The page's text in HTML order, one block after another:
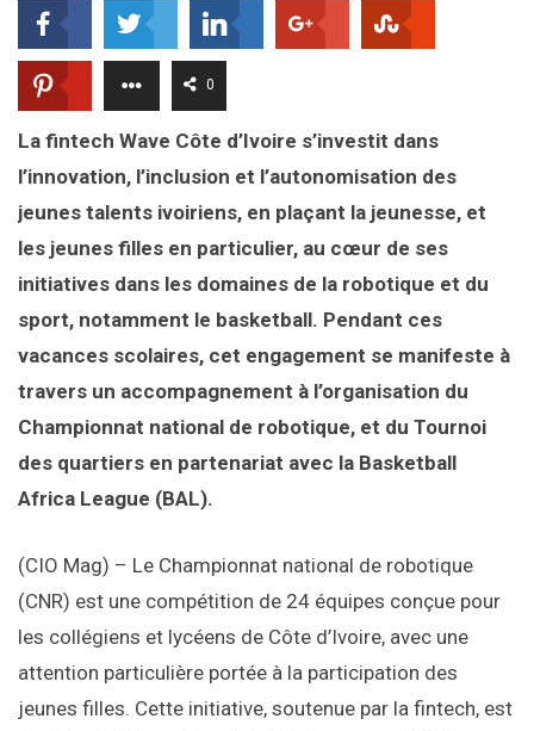
0
La fintech Wave Côte d’Ivoire s’investit dans
l’innovation, l’inclusion et l’autonomisation des
jeunes talents ivoiriens, en plaçant la jeunesse, et
les jeunes filles en particulier, au cœur de ses
initiatives dans les domaines de la robotique et du
sport, notamment le basketball. Pendant ces
vacances scolaires, cet engagement se manifeste à
travers un accompagnement à l’organisation du
Championnat national de robotique, et du Tournoi
des quartiers en partenariat avec la Basketball
Africa League (BAL).
(CIO Mag) – Le Championnat national de robotique
(CNR) est une compétition de 24 équipes conçue pour
les collégiens et lycéens de Côte d’Ivoire, avec une
attention particulière portée à la participation des
jeunes filles. Cette initiative, soutenue par la fintech, est